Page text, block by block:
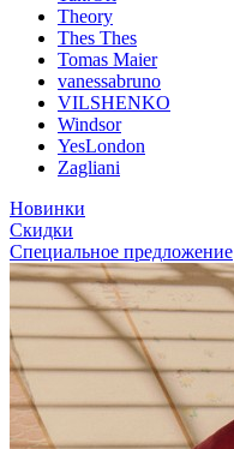
Theory
Thes Thes
Tomas Maier
vanessabruno
VILSHENKO
Windsor
YesLondon
Zagliani
Новинки
Скидки
Специальное предложение